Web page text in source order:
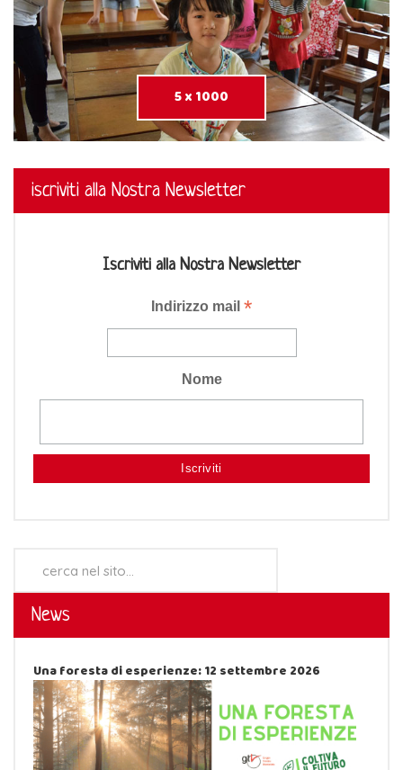
5 x 1000
iscriviti alla Nostra Newsletter
Iscriviti alla Nostra Newsletter
Indirizzo mail *
Nome
News
Una foresta di esperienze: 12 settembre 2026